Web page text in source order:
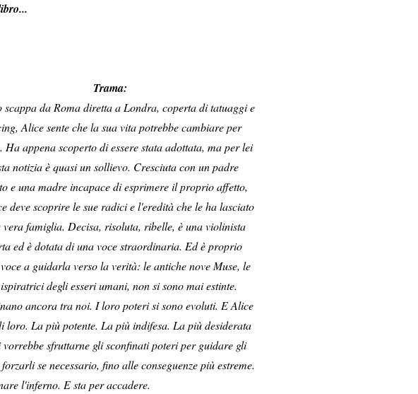
Trama:
scappa da Roma diretta a Londra, coperta di tatuaggi e
Alice sente che la sua vita potrebbe cambiare per
Ha appena scoperto di essere stata adottata, ma per lei
notizia è quasi un sollievo. Cresciuta con un padre
e una madre incapace di esprimere il proprio affetto,
deve scoprire le sue radici e l'eredità che le ha lasciato
vera famiglia. Decisa, risoluta, ribelle, è una violinista
ed è dotata di una voce straordinaria. Ed è proprio
a guidarla verso la verità: le antiche nove Muse, le
degli esseri umani, non si sono mai estinte.
ancora tra noi. I loro poteri si sono evoluti. E Alice
loro. La più potente. La più indifesa. La più desiderata
vorrebbe sfruttarne gli sconfinati poteri per guidare gli
se necessario, fino alle conseguenze più estreme.
l'inferno. E sta per accadere.